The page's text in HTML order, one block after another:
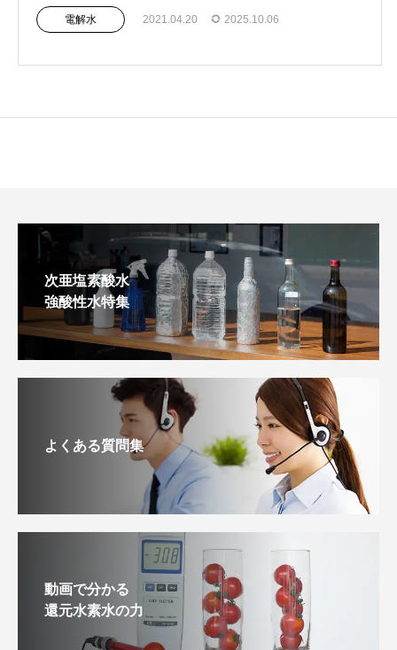
電解水 2021.04.20 2025.10.06
次亜塩素酸水
強酸性水特集
よくある質問集
動画で分かる
還元水素水の力